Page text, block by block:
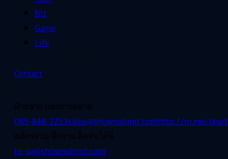
Biz
Game
Life
Contact
ฝ่ายขาย และการตลาด
085-848-2253sales@shownolimit.comhttp://m.me/
สมัครงาน/ฝึกงาน ติดต่อได้ที่
hr-ga@shownolimit.com